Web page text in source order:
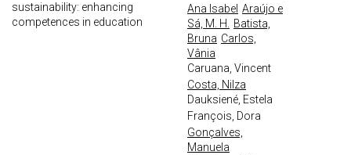
sustainability: enhancing
competences in education
Ana Isabel Araújo e
Sá, M. H.
Batista,
Bruna Carlos,
Vânia
Caruana, Vincent
Costa, Nilza
Dauksiené, Estela
François, Dora
Gonçalves,
Manuela